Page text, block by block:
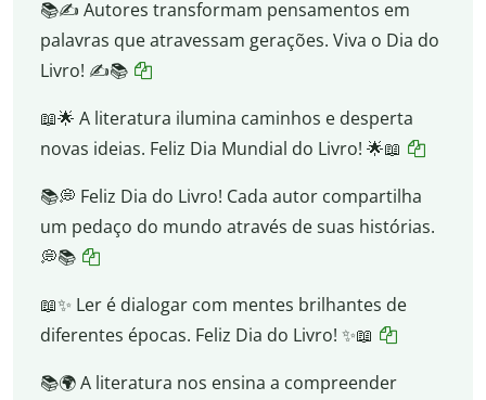
📚✍️ Autores transformam pensamentos em
palavras que atravessam gerações. Viva o Dia do
Livro! ✍️📚
📖🌟 A literatura ilumina caminhos e desperta
novas ideias. Feliz Dia Mundial do Livro! 🌟📖
📚💭 Feliz Dia do Livro! Cada autor compartilha
um pedaço do mundo através de suas histórias.
💭📚
📖✨ Ler é dialogar com mentes brilhantes de
diferentes épocas. Feliz Dia do Livro! ✨📖
📚🌍 A literatura nos ensina a compreender